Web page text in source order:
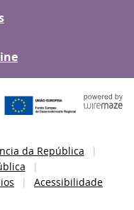
da República
Acessibilidade